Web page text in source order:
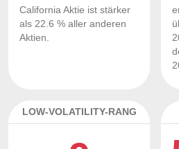
California Aktie ist stärker
als 22.6 % aller anderen
Aktien.
LOW-VOLATILITY-RANG